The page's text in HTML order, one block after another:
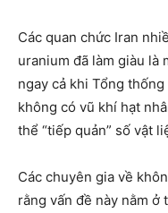
Các quan chức Iran
uranium đã làm giàu là
ngay cả khi Tổng
không có vũ khí hạt
thể “tiếp quản” số vật
Các chuyên gia về
rằng vấn đề này nằm